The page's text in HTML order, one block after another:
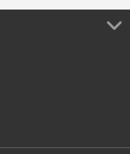
de Sant Pau